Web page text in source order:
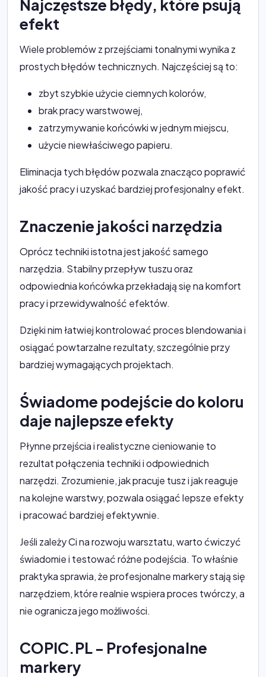
Najczęstsze błędy, które psują
efekt
Wiele problemów z przejściami tonalnymi wynika z
prostych błędów technicznych. Najczęściej są to:
zbyt szybkie użycie ciemnych kolorów,
brak pracy warstwowej,
zatrzymywanie końcówki w jednym miejscu,
użycie niewłaściwego papieru.
Eliminacja tych błędów pozwala znacząco poprawić
jakość pracy i uzyskać bardziej profesjonalny efekt.
Znaczenie jakości narzędzia
Oprócz techniki istotna jest jakość samego
narzędzia. Stabilny przepływ tuszu oraz
odpowiednia końcówka przekładają się na komfort
pracy i przewidywalność efektów.
Dzięki nim łatwiej kontrolować proces blendowania i
osiągać powtarzalne rezultaty, szczególnie przy
bardziej wymagających projektach.
Świadome podejście do koloru
daje najlepsze efekty
Płynne przejścia i realistyczne cieniowanie to
rezultat połączenia techniki i odpowiednich
narzędzi. Zrozumienie, jak pracuje tusz i jak reaguje
na kolejne warstwy, pozwala osiągać lepsze efekty
i pracować bardziej efektywnie.
Jeśli zależy Ci na rozwoju warsztatu, warto ćwiczyć
świadomie i testować różne podejścia. To właśnie
praktyka sprawia, że profesjonalne markery stają się
narzędziem, które realnie wspiera proces twórczy, a
nie ogranicza jego możliwości.
COPIC.PL - Profesjonalne
markery